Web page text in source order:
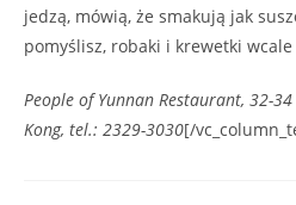
jedzą, mówią, że smakują jak
pomyślisz, robaki i krewetki
People of Yunnan Restaurant, 32-
Kong, tel.: 2329-3030[/